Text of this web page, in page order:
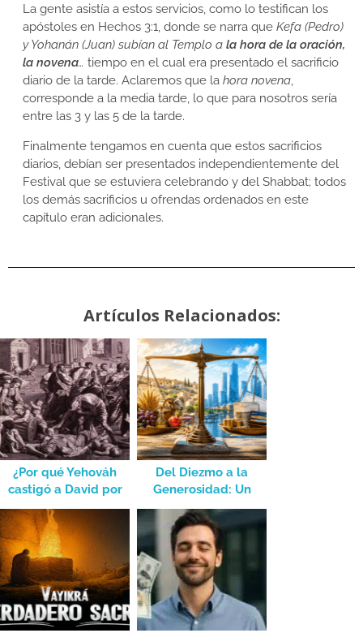
La gente asistía a estos servicios, como lo testifican los
apóstoles en Hechos 3:1, donde se narra que Kefa (Pedro)
y Yohanán (Juan) subían al Templo a la hora de la oración,
la novena… tiempo en el cual era presentado el sacrificio
diario de la tarde. Aclaremos que la hora novena,
corresponde a la media tarde, lo que para nosotros sería
entre las 3 y las 5 de la tarde.
Finalmente tengamos en cuenta que estos sacrificios
diarios, debían ser presentados independientemente del
Festival que se estuviera celebrando y del Shabbat; todos
los demás sacrificios u ofrendas ordenados en este
capítulo eran adicionales.
Artículos Relacionados:
¿Por qué Yehováh
castigó a David por
hacer el censo?
Del Diezmo a la
Generosidad: Un
Cambio de Enfoque